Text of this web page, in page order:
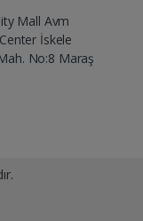
Mall Avm
İskele
No:8 Maraş